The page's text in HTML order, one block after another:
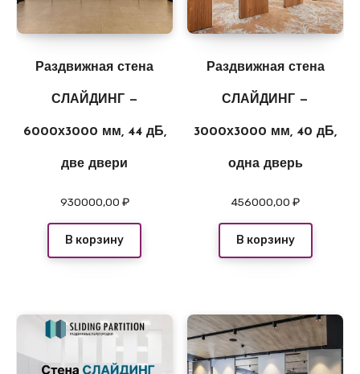
Раздвижная стена
СЛАЙДИНГ —
6000х3000 мм, 44 дБ,
две двери
930000,00 ₽
В корзину
Раздвижная стена
СЛАЙДИНГ —
3000х3000 мм, 40 дБ,
одна дверь
456000,00 ₽
В корзину